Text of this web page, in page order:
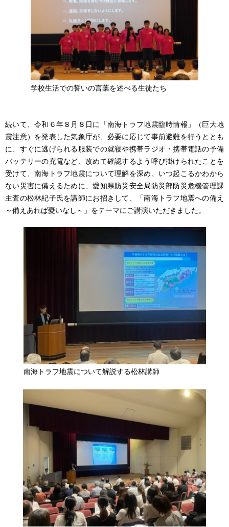
学校生活での誓いの言葉を述べる生徒たち
続いて、令和６年８月８日に「南海トラフ地震臨時情報」（巨大地
震注意）を発表した気象庁が、必要に応じて事前避難を行うととも
に、すぐに逃げられる服装での就寝や携帯ラジオ・携帯電話の予備
バッテリーの充電など、改めて確認するよう呼び掛けられたことを
受けて、南海トラフ地震について理解を深め、いつ起こるかわから
ない災害に備えるために、愛知県防災安全局防災部防災危機管理課
主査の松林紀子氏を講師にお招きして、「南海トラフ地震への備え
～備えあれば憂いなし～」をテーマにご講演いただきました。
南海トラフ地震について解説する松林講師